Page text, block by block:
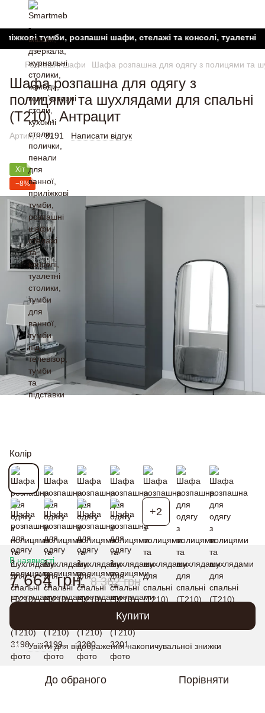
розпашні шафи, стелажі та консолі, туалетні
Розпашні шафи Шафа розпашна для одягу з полицями та
Шафа розпашна для одягу з
полицями та шухлядами для спальні
(T210), Антрацит
Артикул:3191 Написати відгук
Хіт
−8%
Колір
+2
В наявності
7 664 грн 8 362 грн
Купити
% Увійтидля відображення накопичувальної знижки
До обраного Порівняти